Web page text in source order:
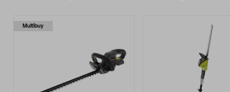
Multibuy